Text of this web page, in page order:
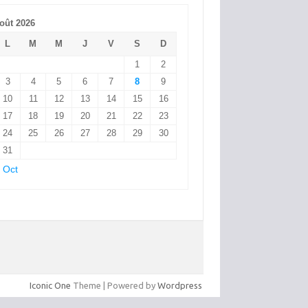
2026
L
M M J V S
D
1
2
3
4 5 6 7 8
9
10
11 12 13 14 15
16
17
18 19 20 21 22
23
24
25 26 27 28 29
30
31
Oct
Iconic One Theme | Powered by Wordpress